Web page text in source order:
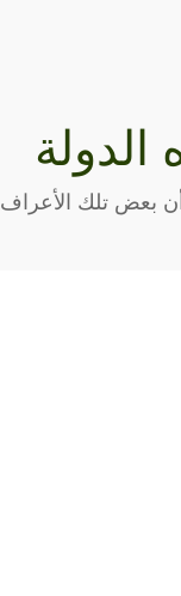
بعض تلك الأعراف